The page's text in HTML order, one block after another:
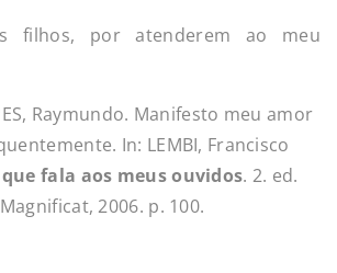
filhos, por atenderem ao meu
Raymundo. Manifesto meu amor
In: LEMBI, Francisco
fala aos meus ouvidos. 2. ed.
2006. p. 100.